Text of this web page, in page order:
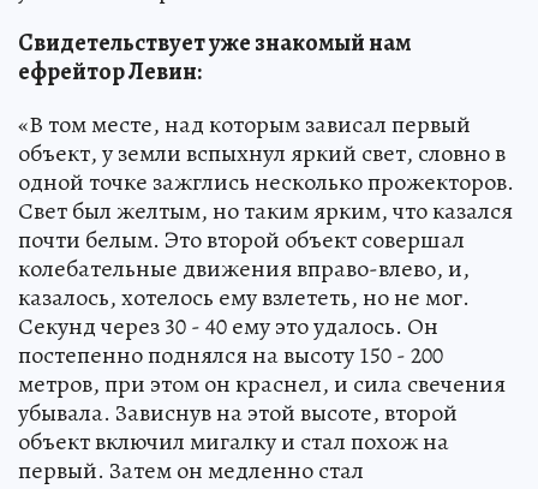
Свидетельствует уже знакомый нам
ефрейтор Левин:
«В том месте, над которым зависал первый
объект, у земли вспыхнул яркий свет, словно в
одной точке зажглись несколько прожекторов.
Свет был желтым, но таким ярким, что казался
почти белым. Это второй объект совершал
колебательные движения вправо-влево, и,
казалось, хотелось ему взлететь, но не мог.
Секунд через 30 - 40 ему это удалось. Он
постепенно поднялся на высоту 150 - 200
метров, при этом он краснел, и сила свечения
убывала. Зависнув на этой высоте, второй
объект включил мигалку и стал похож на
первый. Затем он медленно стал